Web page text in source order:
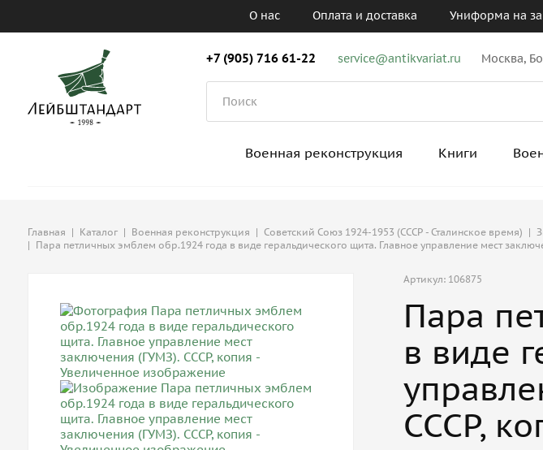
О нас Оплата и доставка Униформа на
+7 (905) 716 61-22 service@antikvariat.ru Москва,
Военная реконструкция Книги
Главная | Каталог | Военная реконструкция | Советский Союз 1924-1953 (СССР - Сталинское время) |
| Пара петличных эмблем обр.1924 года в виде геральдического щита. Главное управление мест
Артикул: 106875
Пара
в виде
СССР,